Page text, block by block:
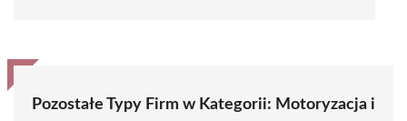
Pozostałe Typy Firm w Kategorii: Motoryzacja i